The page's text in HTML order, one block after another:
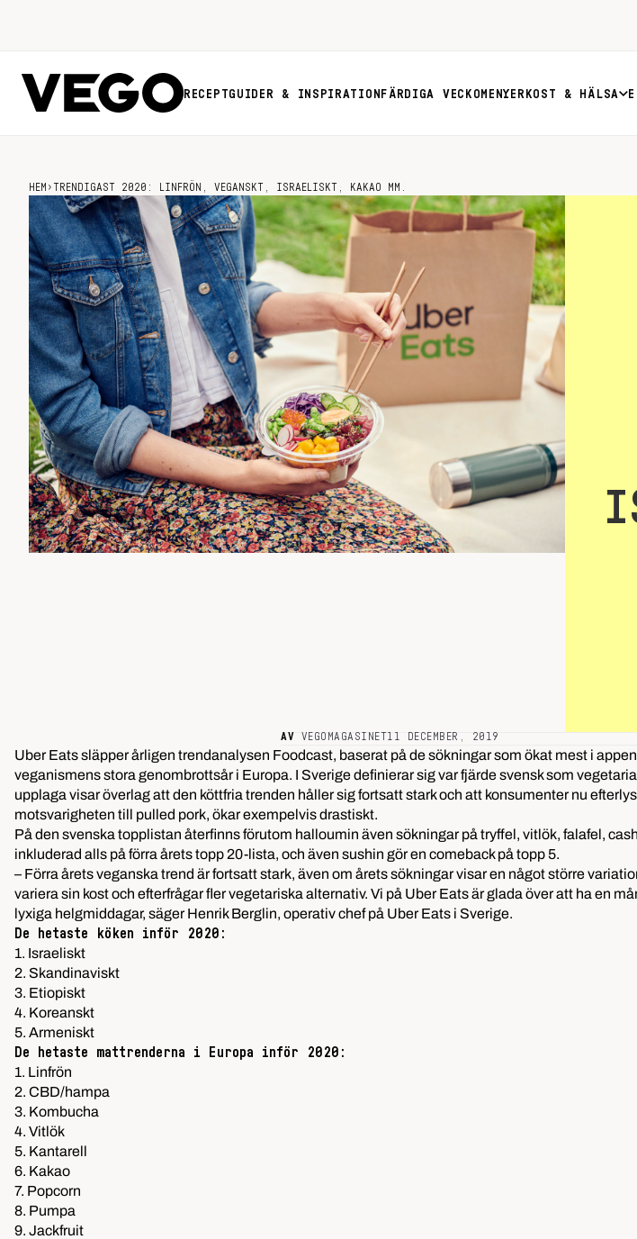
RECEPTGUIDER & INSPIRATION FÄRDIGA VECKOMENYER KOST & HÄLSA
HEM ›TRENDIGAST 2020: LINFRÖN, VEGANSKT, ISRAELISKT, KAKAO MM.
AV VEGOMAGASINET11 DECEMBER, 2019
Uber Eats släpper årligen trendanalysen Foodcast, baserat på de sökningar som ökat mest i
veganismens stora genombrottsår i Europa. I Sverige definierar sig var fjärde svensk som
upplaga visar överlag att den köttfria trenden håller sig fortsatt stark och att konsumenter nu
motsvarigheten till pulled pork, ökar exempelvis drastiskt.
På den svenska topplistan återfinns förutom halloumin även sökningar på tryffel, vitlök, falafel,
inkluderad alls på förra årets topp 20-lista, och även sushin gör en comeback på topp 5.
– Förra årets veganska trend är fortsatt stark, även om årets sökningar visar en något större
variera sin kost och efterfrågar fler vegetariska alternativ. Vi på Uber Eats är glada över att ha en
lyxiga helgmiddagar, säger Henrik Berglin, operativ chef på Uber Eats i Sverige.
De hetaste köken inför 2020:
1. Israeliskt
2. Skandinaviskt
3. Etiopiskt
4. Koreanskt
5. Armeniskt
De hetaste mattrenderna i Europa inför 2020:
1. Linfrön
2. CBD/hampa
3. Kombucha
4. Vitlök
5. Kantarell
6. Kakao
7. Popcorn
8. Pumpa
9. Jackfruit